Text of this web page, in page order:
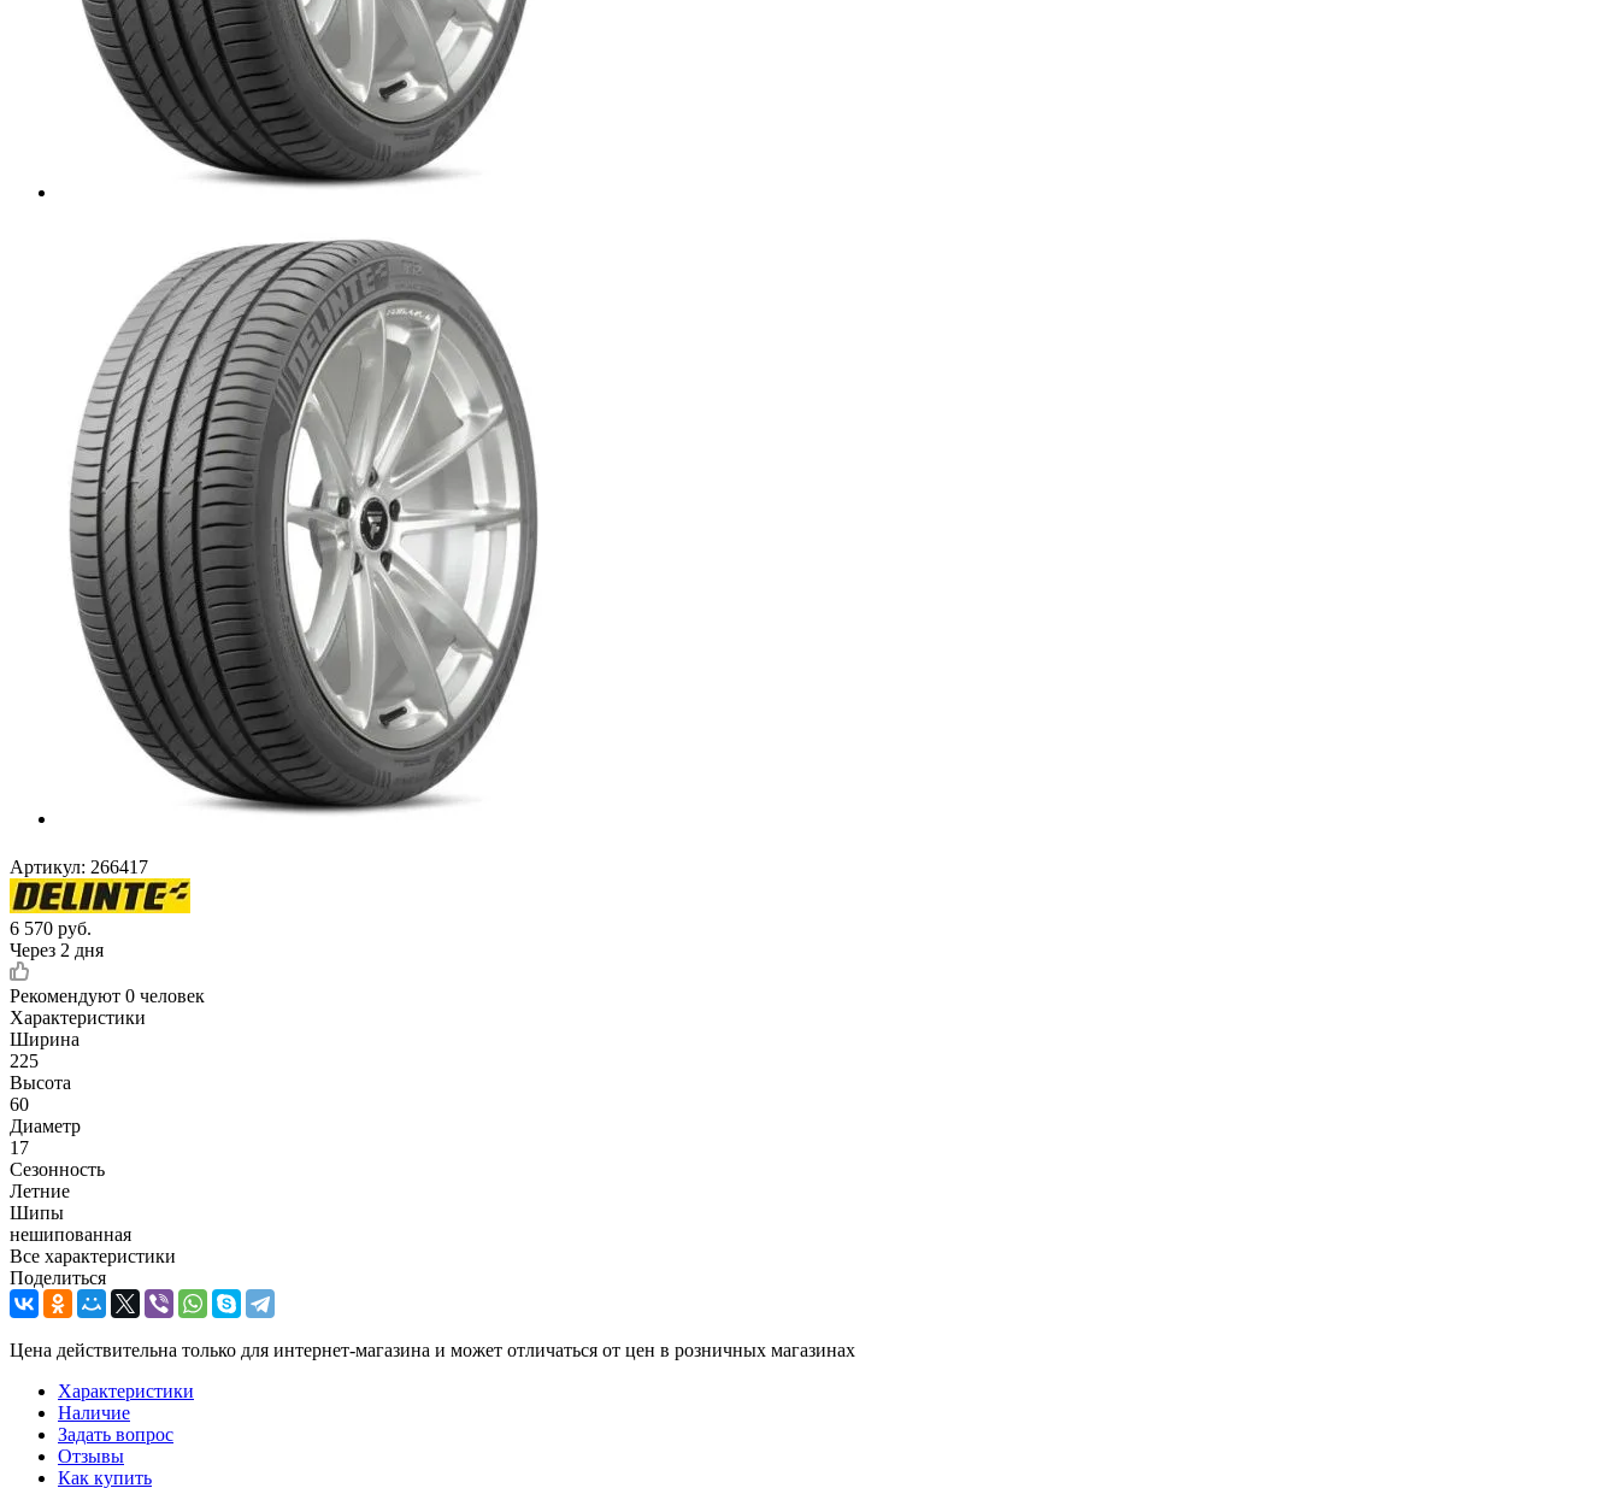
Артикул: 266417
6 570 руб.
Через 2 дня
Рекомендуют 0 человек
Характеристики
Ширина
225
Высота
60
Диаметр
17
Сезонность
Летние
Шипы
нешипованная
Все характеристики
Поделиться
Цена действительна только для интернет-магазина и может отличаться от цен в розничных магазинах
Характеристики
Наличие
Задать вопрос
Отзывы
Как купить